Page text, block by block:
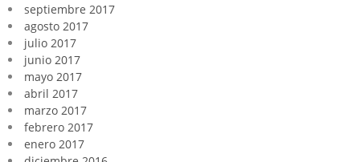
septiembre 2017
agosto 2017
julio 2017
junio 2017
mayo 2017
abril 2017
marzo 2017
febrero 2017
enero 2017